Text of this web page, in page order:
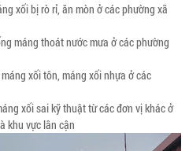
xối bị rò rỉ, ăn mòn ở các phường xã
máng thoát nước mưa ở các phường
xối tôn, máng xối nhựa ở các
xối sai kỹ thuật từ các đơn vị khác ở
khu vực lân cận